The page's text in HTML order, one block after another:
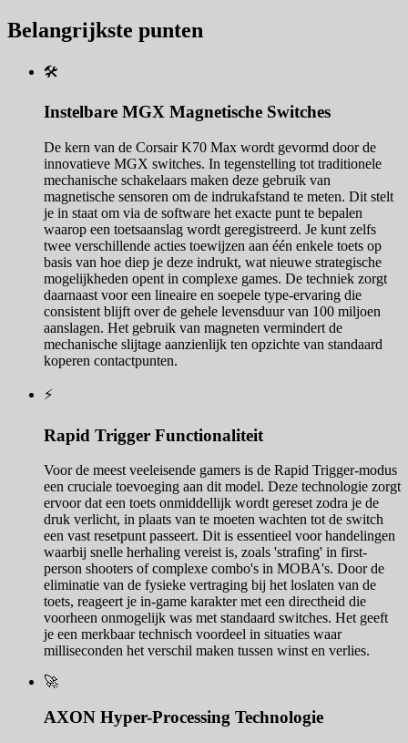
Belangrijkste punten
🛠️
Instelbare MGX Magnetische Switches
De kern van de Corsair K70 Max wordt gevormd door de
innovatieve MGX switches. In tegenstelling tot traditionele
mechanische schakelaars maken deze gebruik van
magnetische sensoren om de indrukafstand te meten. Dit stelt
je in staat om via de software het exacte punt te bepalen
waarop een toetsaanslag wordt geregistreerd. Je kunt zelfs
twee verschillende acties toewijzen aan één enkele toets op
basis van hoe diep je deze indrukt, wat nieuwe strategische
mogelijkheden opent in complexe games. De techniek zorgt
daarnaast voor een lineaire en soepele type-ervaring die
consistent blijft over de gehele levensduur van 100 miljoen
aanslagen. Het gebruik van magneten vermindert de
mechanische slijtage aanzienlijk ten opzichte van standaard
koperen contactpunten.
⚡
Rapid Trigger Functionaliteit
Voor de meest veeleisende gamers is de Rapid Trigger-modus
een cruciale toevoeging aan dit model. Deze technologie zorgt
ervoor dat een toets onmiddellijk wordt gereset zodra je de
druk verlicht, in plaats van te moeten wachten tot de switch
een vast resetpunt passeert. Dit is essentieel voor handelingen
waarbij snelle herhaling vereist is, zoals 'strafing' in first-
person shooters of complexe combo's in MOBA's. Door de
eliminatie van de fysieke vertraging bij het loslaten van de
toets, reageert je in-game karakter met een directheid die
voorheen onmogelijk was met standaard switches. Het geeft
je een merkbaar technisch voordeel in situaties waar
milliseconden het verschil maken tussen winst en verlies.
🚀
AXON Hyper-Processing Technologie